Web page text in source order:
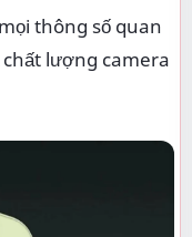
thông số quan
chất lượng camera